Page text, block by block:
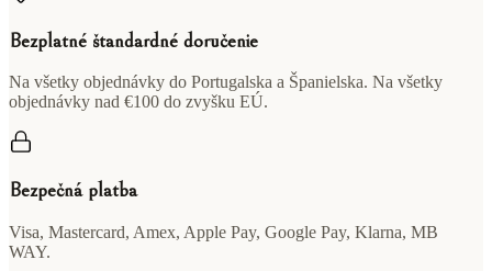
Bezplatné štandardné doručenie
Na všetky objednávky do Portugalska a Španielska. Na všetky
objednávky nad €100 do zvyšku EÚ.
Bezpečná platba
Visa, Mastercard, Amex, Apple Pay, Google Pay, Klarna, MB
WAY.